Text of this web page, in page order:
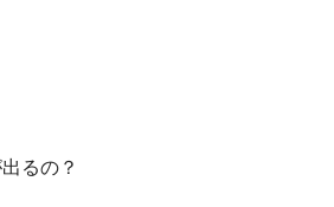
るの？